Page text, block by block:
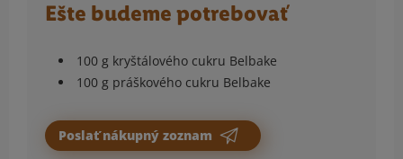
Ešte budeme potrebovať
100 g kryštálového cukru Belbake
100 g práškového cukru Belbake
Poslať nákupný zoznam